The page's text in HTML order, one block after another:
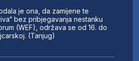
je ona, da zamijene te
bez pribjegavanja nestanku
(WEF), održava se od 16. do
(Tanjug)